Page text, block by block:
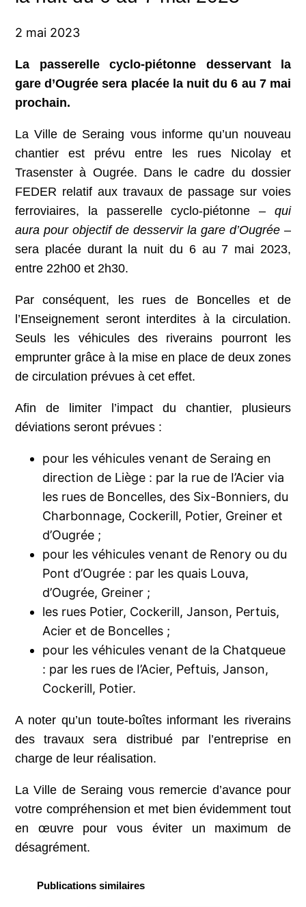
2 mai 2023
La passerelle cyclo-piétonne desservant la
gare d’Ougrée sera placée la nuit du 6 au 7 mai
prochain.
La Ville de Seraing vous informe qu’un nouveau
chantier est prévu entre les rues Nicolay et
Trasenster à Ougrée. Dans le cadre du dossier
FEDER relatif aux travaux de passage sur voies
ferroviaires, la passerelle cyclo-piétonne – qui
aura pour objectif de desservir la gare d’Ougrée –
sera placée durant la nuit du 6 au 7 mai 2023,
entre 22h00 et 2h30.
Par conséquent, les rues de Boncelles et de
l’Enseignement seront interdites à la circulation.
Seuls les véhicules des riverains pourront les
emprunter grâce à la mise en place de deux zones
de circulation prévues à cet effet.
Afin de limiter l’impact du chantier, plusieurs
déviations seront prévues :
pour les véhicules venant de Seraing en
direction de Liège : par la rue de I’Acier via
les rues de Boncelles, des Six-Bonniers, du
Charbonnage, Cockerill, Potier, Greiner et
d’Ougrée ;
pour les véhicules venant de Renory ou du
Pont d’Ougrée : par les quais Louva,
d’Ougrée, Greiner ;
les rues Potier, Cockerill, Janson, Pertuis,
Acier et de Boncelles ;
pour les véhicules venant de la Chatqueue
: par les rues de I’Acier, Peftuis, Janson,
Cockerill, Potier.
A noter qu’un toute-boîtes informant les riverains
des travaux sera distribué par l’entreprise en
charge de leur réalisation.
La Ville de Seraing vous remercie d’avance pour
votre compréhension et met bien évidemment tout
en œuvre pour vous éviter un maximum de
désagrément.
Publications similaires